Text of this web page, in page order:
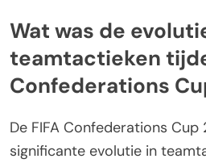
Wat was de
teamtactieken
Confederations
De FIFA Confederations Cup
significante evolutie in